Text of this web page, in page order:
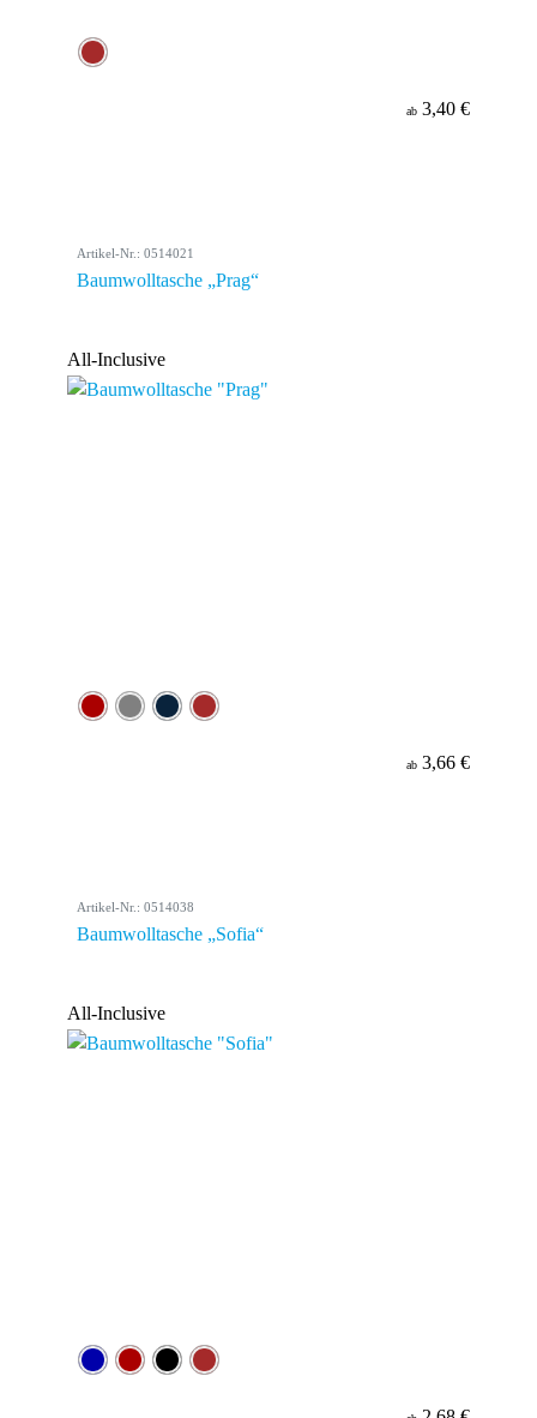
ab 3,40 €
Artikel-Nr.: 0514021
Baumwolltasche „Prag“
All-Inclusive
ab 3,66 €
Artikel-Nr.: 0514038
Baumwolltasche „Sofia“
All-Inclusive